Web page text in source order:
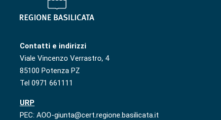
Contatti e indirizzi
Viale Vincenzo Verrastro, 4
85100 Potenza PZ
Tel 0971 661111
URP
PEC: AOO-giunta@cert.regione.basilicata.it